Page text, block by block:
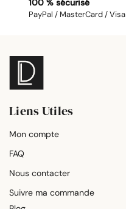
PayPal / MasterCard / Visa
Liens Utiles
Mon compte
FAQ
Nous contacter
Suivre ma commande